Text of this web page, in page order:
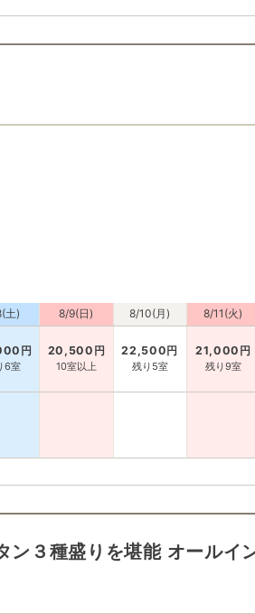
土) 8/9(日) 8/10(月) 8/11(火)
円
6室
20,500 円
10室以上
22,500円
残り5室
21,000 円
残り9室
ン３種盛りを堪能 オールイ